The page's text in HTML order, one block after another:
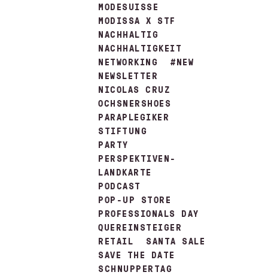
MODESUISSE
MODISSA X STF
NACHHALTIG
NACHHALTIGKEIT
NETWORKING
#NEW
NEWSLETTER
NICOLAS CRUZ
OCHSNERSHOES
PARAPLEGIKER
STIFTUNG
PARTY
PERSPEKTIVEN-
LANDKARTE
PODCAST
POP-UP STORE
PROFESSIONALS DAY
QUEREINSTEIGER
RETAIL
SANTA SALE
SAVE THE DATE
SCHNUPPERTAG